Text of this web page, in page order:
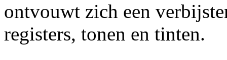
ontvouwt zich een
registers, tonen en tinten.